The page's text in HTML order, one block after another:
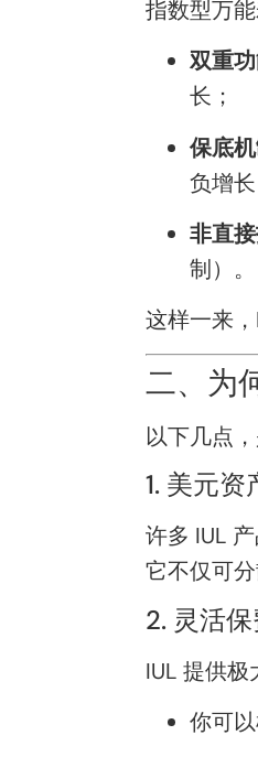
指数型万
双重
长；
保底
负增长
非直
制）。
这样一来
二、为
以下几点
1. 美元
许多 IUL
它不仅可
2. 灵活
IUL 提供极
你可